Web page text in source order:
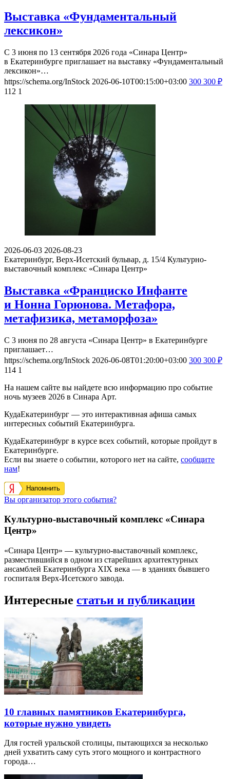
Выставка «Фундаментальный
лексикон»
С 3 июня по 13 сентября 2026 года «Синара Центр»
в Екатеринбурге приглашает на выставку «Фундаментальный
лексикон»…
https://schema.org/InStock 2026-06-10T00:15:00+03:00 300 300 ₽
112 1
2026-06-03 2026-08-23
Екатеринбург, Верх-Исетский бульвар, д. 15/4 Культурно-
выставочный комплекс «Синара Центр»
Выставка «Франциско Инфанте
и Нонна Горюнова. Метафора,
метафизика, метаморфоза»
С 3 июня по 28 августа «Синара Центр» в Екатеринбурге
приглашает…
https://schema.org/InStock 2026-06-08T01:20:00+03:00 300 300 ₽
114 1
На нашем сайте вы найдете всю информацию про событие
ночь музеев 2026 в Синара Арт.
КудаЕкатеринбург — это интерактивная афиша самых
интересных событий Екатеринбурга.
КудаЕкатеринбург в курсе всех событий, которые пройдут в
Екатеринбурге.
Если вы знаете о событии, которого нет на сайте, сообщите
нам!
Напомнить
Вы организатор этого события?
Культурно-выставочный комплекс «Синара
Центр»
«Синара Центр» — культурно-выставочный комплекс,
разместившийся в одном из старейших архитектурных
ансамблей Екатеринбурга XIX века — в зданиях бывшего
госпиталя Верх-Исетского завода.
Интересные статьи и публикации
10 главных памятников Екатеринбурга,
которые нужно увидеть
Для гостей уральской столицы, пытающихся за несколько
дней ухватить саму суть этого мощного и контрастного
города…